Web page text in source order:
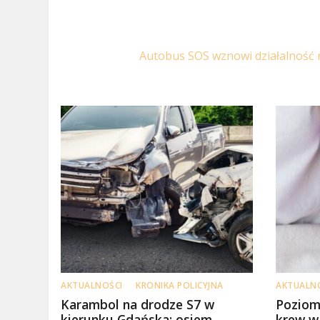
Autobus SOS wznowi
AKTUALNOŚCI KRONIKA POLICYJNA
Karambol na drodze S7 w